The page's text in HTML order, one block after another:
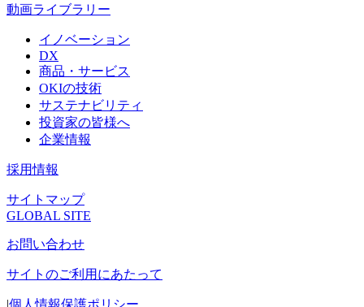
動画ライブラリー
イノベーション
DX
商品・サービス
OKIの技術
サステナビリティ
投資家の皆様へ
企業情報
採用情報
サイトマップ
GLOBAL SITE
お問い合わせ
サイトのご利用にあたって